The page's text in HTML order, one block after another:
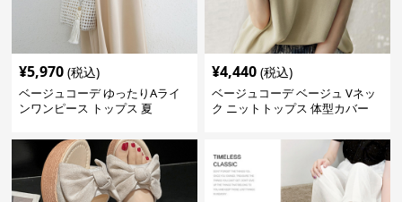
¥5,970 (税込)
ベージュコーデ ゆったりAライ
ンワンピース トップス 夏
¥4,440 (税込)
ベージュコーデ ベージュ Vネッ
ク ニットトップス 体型カバー